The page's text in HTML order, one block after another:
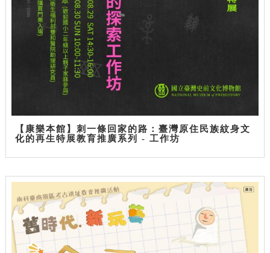
【康樂本館】刺一條回家的路：臺灣原住民族紋身文
化的再生特展教育推廣系列 - 工作坊